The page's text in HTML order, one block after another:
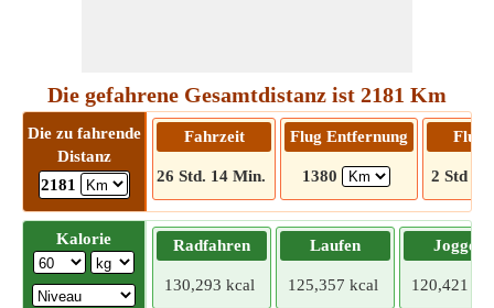
Die gefahrene Gesamtdistanz ist 2181 Km
Die zu fahrende
Distanz
2181
Fahrzeit
26 Std. 14 Min.
Flug Entfernung
1380 2 Std
Kalorie Radfahren
130,293 kcal
Laufen
125,357 kcal
Joggen
120,421